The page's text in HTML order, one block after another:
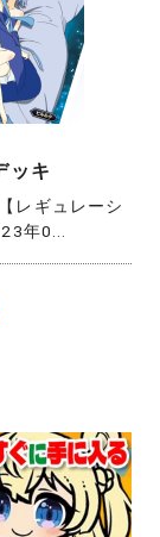
ッキ
レギュレーシ
年0...